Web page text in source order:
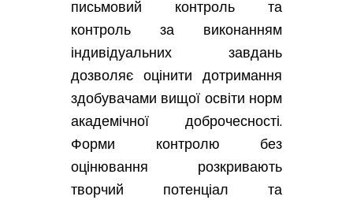
письмовий контроль та
контроль за виконанням
індивідуальних завдань
дозволяє оцінити дотримання
здобувачами вищої освіти норм
академічної доброчесності.
Форми контролю без
оцінювання розкривають
творчий потенціал та